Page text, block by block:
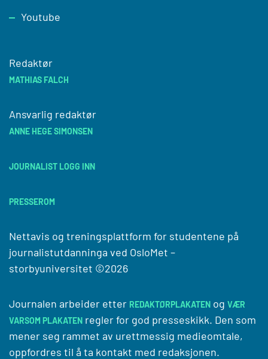
Youtube
Redaktør
MATHIAS FALCH
Ansvarlig redaktør
ANNE HEGE SIMONSEN
JOURNALIST LOGG INN
PRESSEROM
Nettavis og treningsplattform for studentene på
journalistutdanninga ved OsloMet –
storbyuniversitet ©2026
Journalen arbeider etter REDAKTØRPLAKATEN og VÆR
VARSOM PLAKATEN regler for god presseskikk. Den som
mener seg rammet av urettmessig medieomtale,
oppfordres til å ta kontakt med redaksjonen.